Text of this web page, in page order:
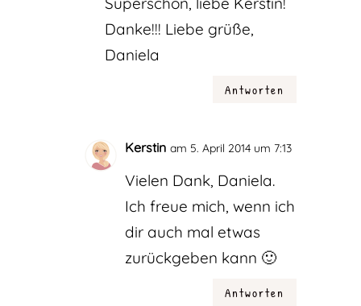
Danke!!! Liebe grüße,
Daniela
Antworten
Kerstin am 5. April 2014 um 7:13
Vielen Dank, Daniela.
Ich freue mich, wenn ich
dir auch mal etwas
zurückgeben kann 🙂
Antworten